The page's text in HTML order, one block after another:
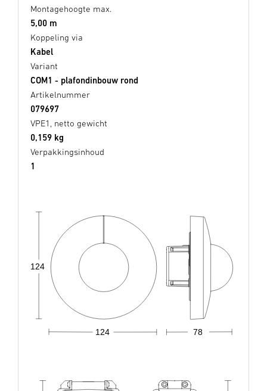
Montagehoogte max.
5,00 m
Koppeling via
Kabel
Variant
COM1 - plafondinbouw rond
Artikelnummer
079697
VPE1, netto gewicht
0,159 kg
Verpakkingsinhoud
1
78
124
124